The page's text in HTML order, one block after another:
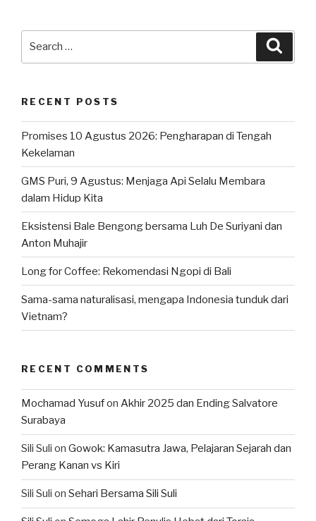
RECENT POSTS
Promises 10 Agustus 2026: Pengharapan di Tengah
Kekelaman
GMS Puri, 9 Agustus: Menjaga Api Selalu Membara
dalam Hidup Kita
Eksistensi Bale Bengong bersama Luh De Suriyani dan
Anton Muhajir
Long for Coffee: Rekomendasi Ngopi di Bali
Sama-sama naturalisasi, mengapa Indonesia tunduk dari
Vietnam?
RECENT COMMENTS
Mochamad Yusufon Akhir 2025 dan Ending Salvatore
Surabaya
Sili Suli on Gowok: Kamasutra Jawa, Pelajaran Sejarah dan
Perang Kanan vs Kiri
Sili Suli on Sehari Bersama Sili Suli